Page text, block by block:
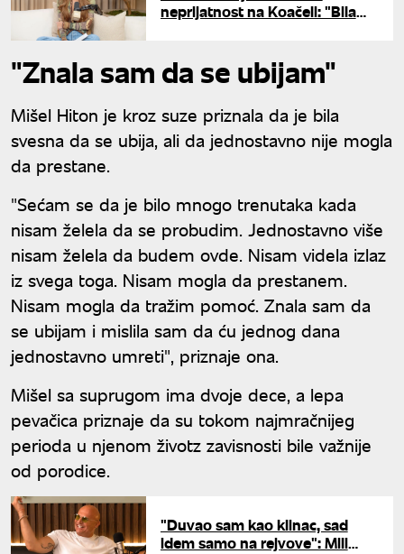
neprijatnost na Koačeli: "Bila
"Znala sam da se ubijam"
Mišel Hiton je kroz suze priznala da je bila
svesna da se ubija, ali da jednostavno nije mogla
da prestane.
"Sećam se da je bilo mnogo trenutaka kada
nisam želela da se probudim. Jednostavno više
nisam želela da budem ovde. Nisam videla izlaz
iz svega toga. Nisam mogla da prestanem.
Nisam mogla da tražim pomoć. Znala sam da
se ubijam i mislila sam da ću jednog dana
jednostavno umreti", priznaje ona.
Mišel sa suprugom ima dvoje dece, a lepa
pevačica priznaje da su tokom najmračnijeg
perioda u njenom životz zavisnosti bile važnije
od porodice.
"Duvao sam kao klinac, sad
idem samo na rejvove": Mili